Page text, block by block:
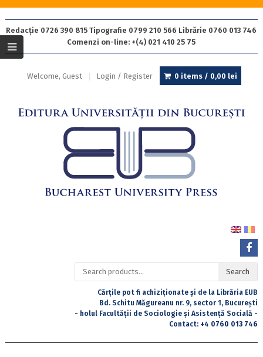
Redacție 0726 390 815 Tipografie 0799 210 566 Librărie 0760 013 746
Comenzi on-line: +(4) 021 410 25 75
Welcome, Guest Login / Register 0 items / 0,00 lei
Search
for:
Search
Cărțile pot fi achiziționate și de la Librăria EUB
Bd. Schitu Măgureanu nr. 9, sector 1, București
- holul Facultății de Sociologie și Asistență Socială -
Contact: +4 0760 013 746